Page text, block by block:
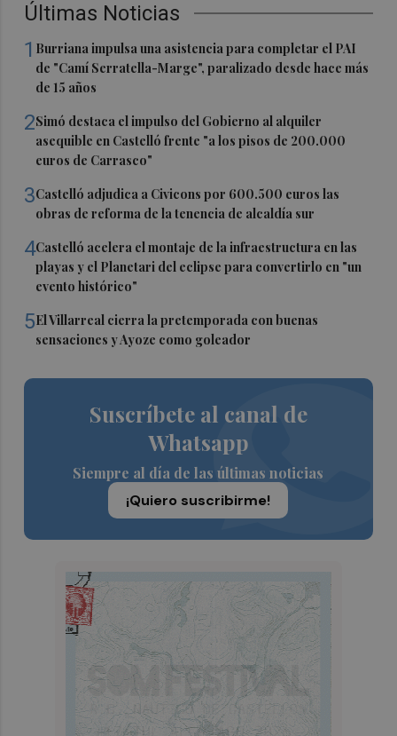
Últimas Noticias
1 Burriana impulsa una asistencia para completar el PAI
de "Camí Serratella-Marge", paralizado desde hace más
de 15 años
2Simó destaca el impulso del Gobierno al alquiler
asequible en Castelló frente "a los pisos de 200.000
euros de Carrasco"
3Castelló adjudica a Civicons por 600.500 euros las
obras de reforma de la tenencia de alcaldía sur
4Castelló acelera el montaje de la infraestructura en las
playas y el Planetari del eclipse para convertirlo en "un
evento histórico"
5El Villarreal cierra la pretemporada con buenas
sensaciones y Ayoze como goleador
Suscríbete al canal de
Whatsapp
Siempre al día de las últimas noticias
¡Quiero suscribirme!